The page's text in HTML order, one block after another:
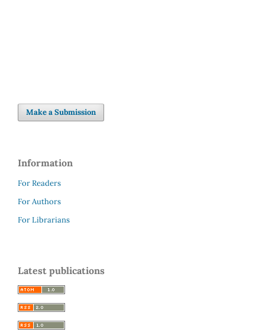
Make a Submission
Information
For Readers
For Authors
For Librarians
Latest publications